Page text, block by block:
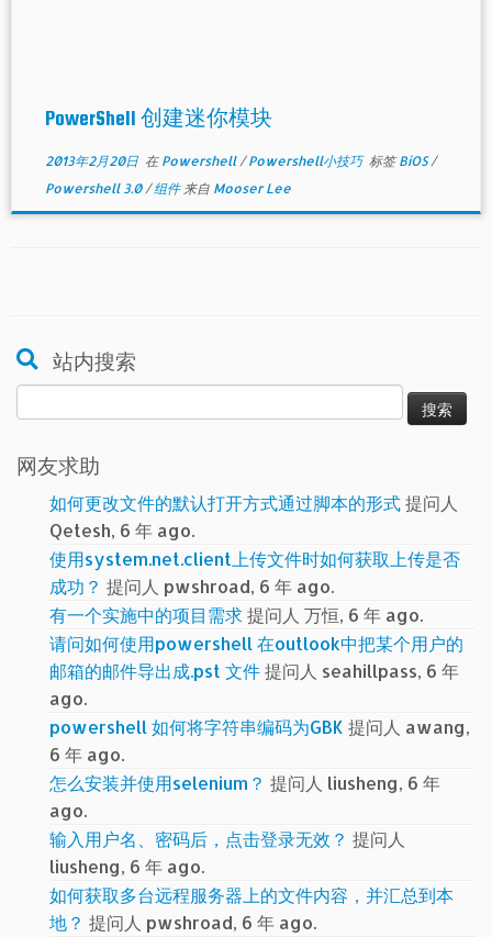
PowerShell 创建迷你模块
2013年2月20日在 Powershell/Powershell小技巧 标签BiOS/
Powershell 3.0/组件 来自 Mooser Lee
站内搜索
索：
网友求助
如何更改文件的默认打开方式通过脚本的形式提问人
Qetesh, 6 年 ago.
使用system.net.client上传文件时如何获取上传是否
成功？ 提问人 pwshroad, 6 年 ago.
有一个实施中的项目需求提问人 万恒, 6 年 ago.
请问如何使用powershell 在outlook中把某个用户的
邮箱的邮件导出成.pst 文件提问人 seahillpass, 6 年
ago.
powershell 如何将字符串编码为GBK 提问人 awang,
6 年 ago.
怎么安装并使用selenium？ 提问人 liusheng, 6 年
ago.
输入用户名、密码后，点击登录无效？ 提问人
liusheng, 6 年 ago.
如何获取多台远程服务器上的文件内容，并汇总到本
地？ 提问人 pwshroad, 6 年 ago.